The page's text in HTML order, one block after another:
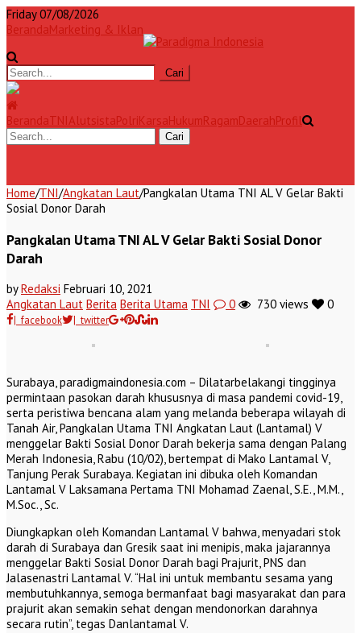
Friday 07/08/2026
BerandaMarketing & Iklan
BerandaTNIAlutsistaPolriKarsaHukumRagamDaerahProfil
Home/TNI/Angkatan Laut/Pangkalan Utama TNI AL V Gelar Bakti
Sosial Donor Darah
Pangkalan Utama TNI AL V Gelar Bakti Sosial Donor
Darah
byRedaksi Februari 10, 2021
Angkatan Laut Berita Berita Utama TNI 0 730 views 0
| facebook | twitter
Surabaya, paradigmaindonesia.com – Dilatarbelakangi tingginya
permintaan pasokan darah khususnya di masa pandemi covid-19,
serta peristiwa bencana alam yang melanda beberapa wilayah di
Tanah Air, Pangkalan Utama TNI Angkatan Laut (Lantamal) V
menggelar Bakti Sosial Donor Darah bekerja sama dengan Palang
Merah Indonesia, Rabu (10/02), bertempat di Mako Lantamal V,
Tanjung Perak Surabaya. Kegiatan ini dibuka oleh Komandan
Lantamal V Laksamana Pertama TNI Mohamad Zaenal, S.E., M.M.,
M.Soc., Sc.
Diungkapkan oleh Komandan Lantamal V bahwa, menyadari stok
darah di Surabaya dan Gresik saat ini menipis, maka jajarannya
menggelar Bakti Sosial Donor Darah bagi Prajurit, PNS dan
Jalasenastri Lantamal V. “Hal ini untuk membantu sesama yang
membutuhkannya, semoga bermanfaat bagi masyarakat dan para
prajurit akan semakin sehat dengan mendonorkan darahnya
secara rutin”, tegas Danlantamal V.